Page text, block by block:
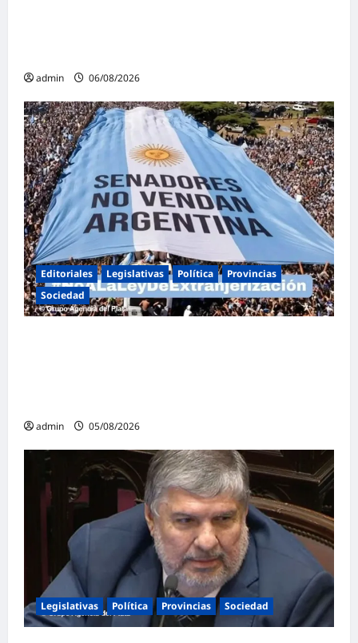
admin 06/08/2026
Editoriales Legislativas Política
Provincias
Sociedad
admin 05/08/2026
Legislativas Política Provincias Sociedad